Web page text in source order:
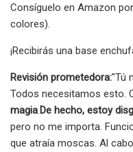
Consíguelo en Amazon
colores).
¡Recibirás una base
Revisión prometedora:"Tú
Todos necesitamos esto.
magia.De hecho, estoy
pero no me importa.
que atraía moscas. Al